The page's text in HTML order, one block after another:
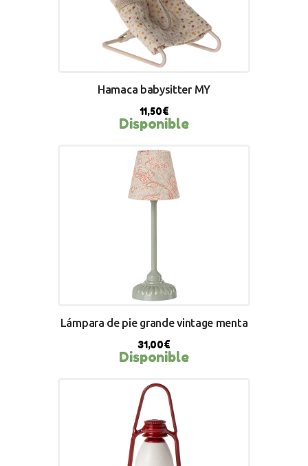
BUY NOW
Hamaca babysitter MY
11,50€
Disponible
BUY NOW
Lámpara de pie grande vintage menta
31,00€
Disponible